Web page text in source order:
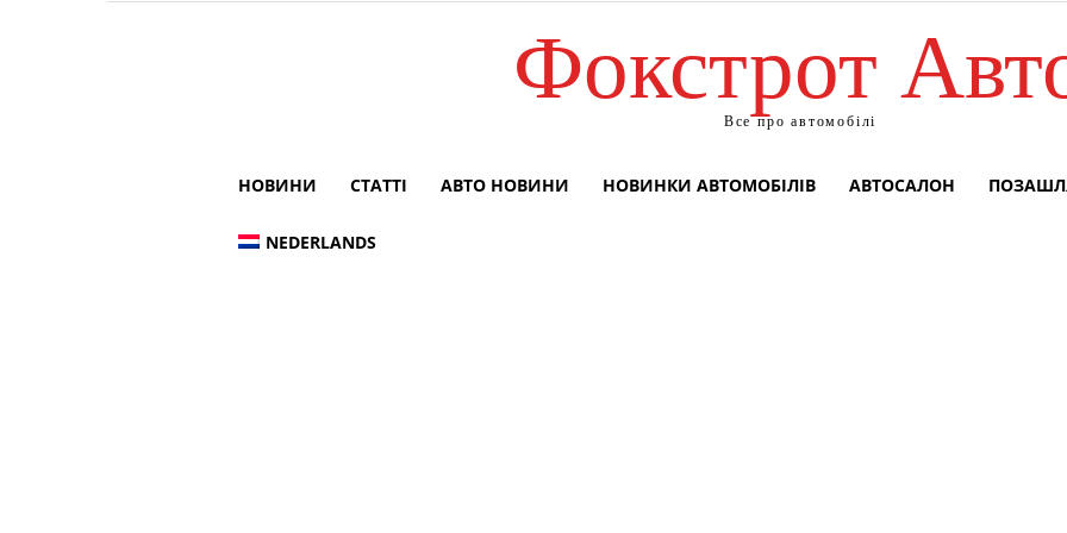
Фокстрот
Все про автомобілі
НОВИНИ СТАТТІ АВТО НОВИНИ НОВИНКИ АВТОМОБІЛІВ АВТОСАЛОН
NEDERLANDS